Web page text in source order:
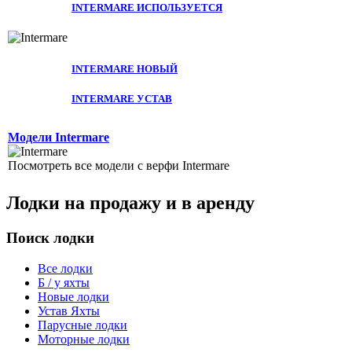
INTERMARE ИСПОЛЬЗУЕТСЯ
INTERMARE НОВЫЙ
INTERMARE УСТАВ
Модели Intermare
Посмотреть все модели с верфи Intermare
Лодки на продажу и в аренду
Поиск лодки
Все лодки
Б / у яхты
Новые лодки
Устав Яхты
Парусные лодки
Моторные лодки